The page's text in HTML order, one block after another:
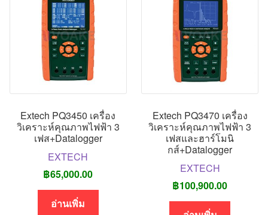
Extech PQ3450 เครื่อง
วิเคราะห์คุณภาพไฟฟ้า 3
เฟส+Datalogger
EXTECH
฿65,000.00
อ่านเพิ่ม
Extech PQ3470 เครื่อง
วิเคราะห์คุณภาพไฟฟ้า 3
เฟสและฮาร์โมนิ
กส์+Datalogger
EXTECH
฿100,900.00